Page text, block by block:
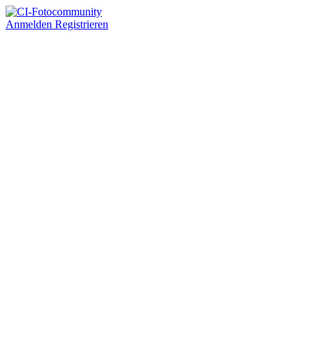
Anmelden Registrieren